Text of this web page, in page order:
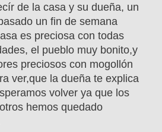
de la casa y su dueña, un
un fin de semana
es preciosa con todas
el pueblo muy bonito,y
preciosos con mogollón
ver,que la dueña te explica
volver ya que los
hemos quedado